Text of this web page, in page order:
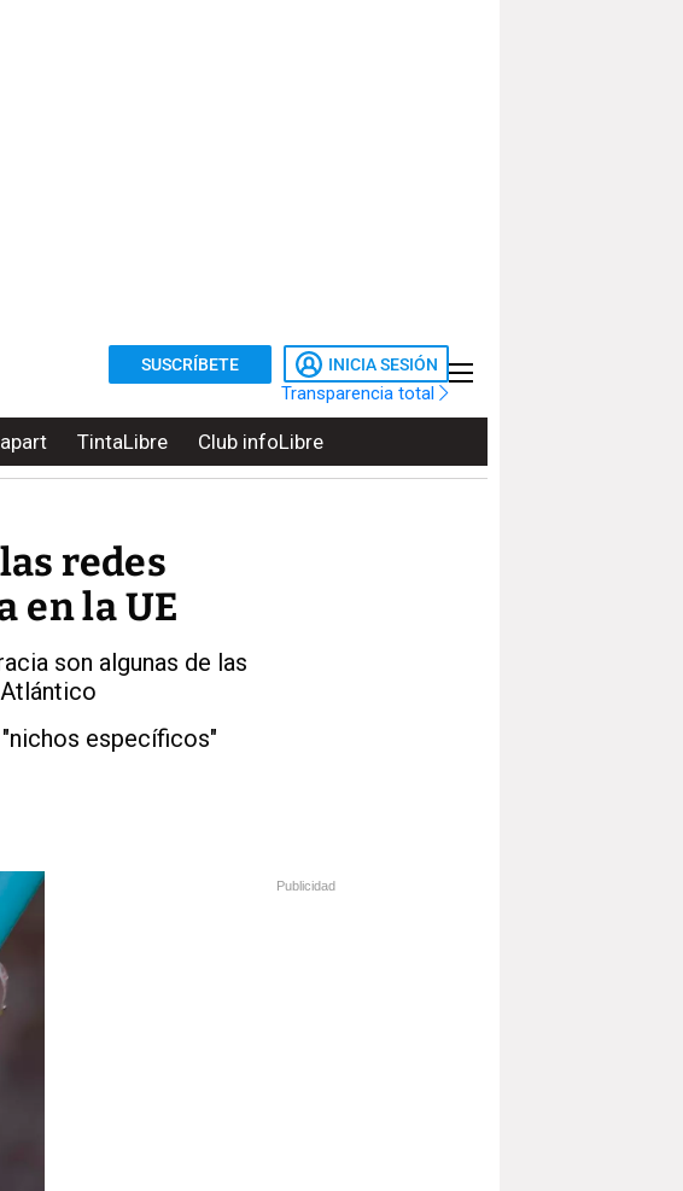
SUSCRÍBETE INICIA SESIÓN
Transparencia total
TintaLibre Club infoLibre
redes
en la UE
son algunas de las
específicos"
Publicidad